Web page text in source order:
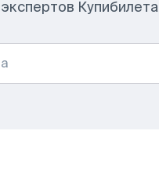
Купибилета